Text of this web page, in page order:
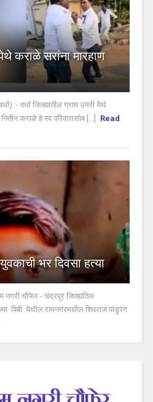
कराळे सरांना मारहाण
:- वर्धा जिल्ह्यातील ग्राम उमरी येथे
कराळे हे स्व परिवारासोब [...]
Read
भर दिवसा हत्या
नगरी चौफेर - चंद्रपूर जिल्ह्यतिल
बिबी येथील रामनगरमधील शिवराज पांडुरंग